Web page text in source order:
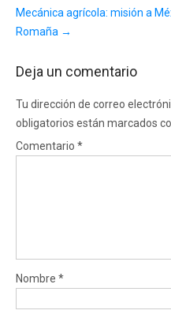
Mecánica agrícola: misión a
Romaña →
Deja un comentario
Tu dirección de correo
obligatorios están marcados
Comentario *
Nombre *